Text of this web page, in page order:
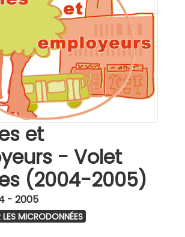
et
- Volet
(2004-2005)
- 2005
MICRODONNÉES